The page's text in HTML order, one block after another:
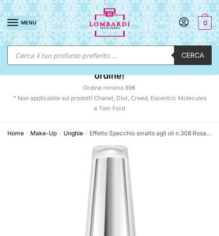
Skip
to
navigation
Skip
to
content
MENU
Ricerca
prodotti CERCA
0
☀️ SUNNY DAYS:-12% automatico sul tuo
ordine!
Ordine minimo 89€
* Non applicabile sui prodotti Chanel, Dior, Creed, Escentric Molecules
e Tom Ford
Home / Make-Up / Unghie / Effetto Specchio smalto agli oli n.308 Rosa Bouganville